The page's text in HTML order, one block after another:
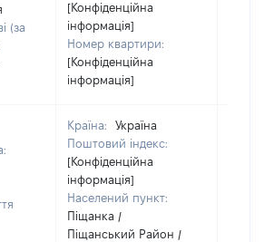
(за
[Конфіденційна
інформація]
Номер квартири:
[Конфіденційна
інформація]
Країна:
Україна
Поштовий індекс:
[Конфіденційна
інформація]
Населений пункт:
Піщанка /
Піщанський Район /